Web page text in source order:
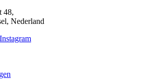
48,
Nederland
Instagram